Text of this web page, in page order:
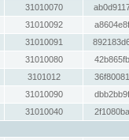
31010070
31010092
31010091
31010080
3101012
31010090
31010040